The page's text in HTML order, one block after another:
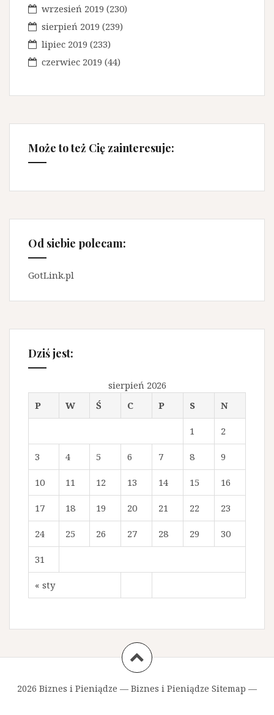
wrzesień 2019 (230)
sierpień 2019 (239)
lipiec 2019 (233)
czerwiec 2019 (44)
Może to też Cię zainteresuje:
Od siebie polecam:
GotLink.pl
Dziś jest:
sierpień 2026
P
W Ś C P S N
« sty
1 2
3 4 5 6 7 8 9
10 11 12 13 14 15 16
17 18 19 20 21 22 23
24 25 26 27 28 29 30
31
2026 Biznes i Pieniądze — Biznes i Pieniądze Sitemap —